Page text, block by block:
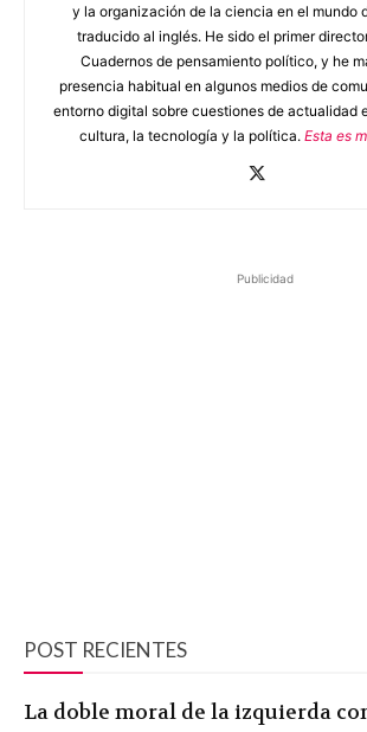
y la organización de la ciencia en el mundo
traducido al inglés. He sido el primer
Cuadernos de pensamiento político, y he
presencia habitual en algunos medios de
entorno digital sobre cuestiones de actualidad
cultura, la tecnología y la política. Esta es
Publicidad
POST RECIENTES
La doble moral de la izquierda